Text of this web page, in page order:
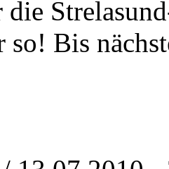
die
Bis